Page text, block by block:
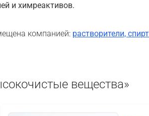
и химреактивов.
компанией: растворители,
вещества»